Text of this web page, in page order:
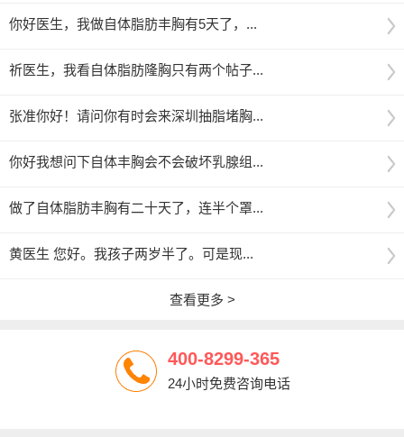
你好医生，我做自体脂肪丰胸有5天了，...
祈医生，我看自体脂肪隆胸只有两个帖子...
张准你好！请问你有时会来深圳抽脂堵胸...
你好我想问下自体丰胸会不会破坏乳腺组...
做了自体脂肪丰胸有二十天了，连半个罩...
黄医生 您好。我孩子两岁半了。可是现...
查看更多 >
400-8299-365
24小时免费咨询电话